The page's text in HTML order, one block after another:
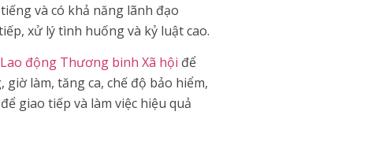
và có khả năng lãnh đạo
xử lý tình huống và kỷ luật cao.
động Thương binh Xã hội để
làm, tăng ca, chế độ bảo hiểm,
giao tiếp và làm việc hiệu quả